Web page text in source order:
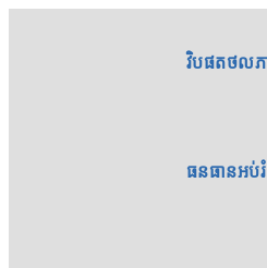
វិបផតថលភ
ធនធានអប់រំ